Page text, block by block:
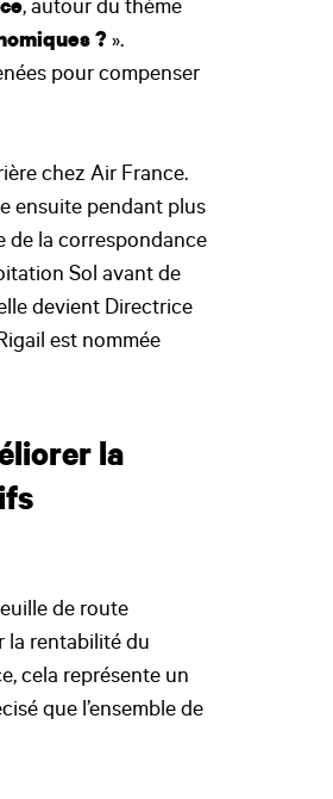
, autour du thème
? ».
pour compenser
chez Air France.
ensuite pendant plus
de la correspondance
Sol avant de
devient Directrice
est nommée
la
de route
la rentabilité du
cela représente un
que l’ensemble de